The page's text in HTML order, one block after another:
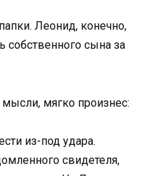
Леонид, конечно,
собственного сына за
мягко произнес:
из-под удара.
свидетеля,